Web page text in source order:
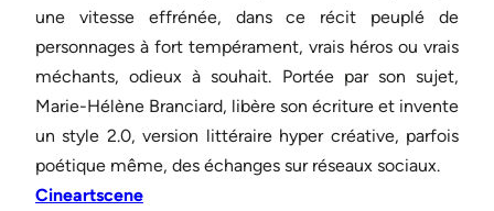
une vitesse effrénée, dans ce récit peuplé de
personnages à fort tempérament, vrais héros ou vrais
méchants, odieux à souhait. Portée par son sujet,
Marie-Hélène Branciard, libère son écriture et invente
un style 2.0, version littéraire hyper créative, parfois
poétique même, des échanges sur réseaux sociaux.
Cineartscene